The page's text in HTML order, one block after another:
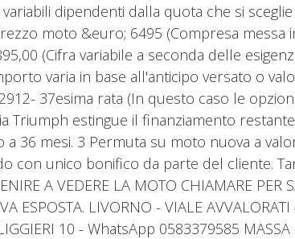
dipendenti dalla quota che si
moto &euro; 6495 (Compresa messa
(Cifra variabile a seconda delle
varia in base all'anticipo versato o
37esima rata (In questo caso le
Triumph estingue il finanziamento
36 mesi. 3 Permuta su moto nuova a
con unico bonifico da parte del cliente.
A VEDERE LA MOTO CHIAMARE PER
ESPOSTA. LIVORNO - VIALE
10 - WhatsApp 0583379585 MASSA